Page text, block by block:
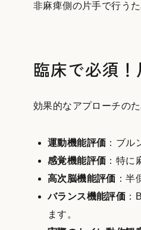
非麻痺側の片手で行う
臨床で必須
効果的なアプローチの
運動機能評価 ：ブル
感覚機能評価 ：特に
高次脳機能評価 ：
バランス機能評価
ます。